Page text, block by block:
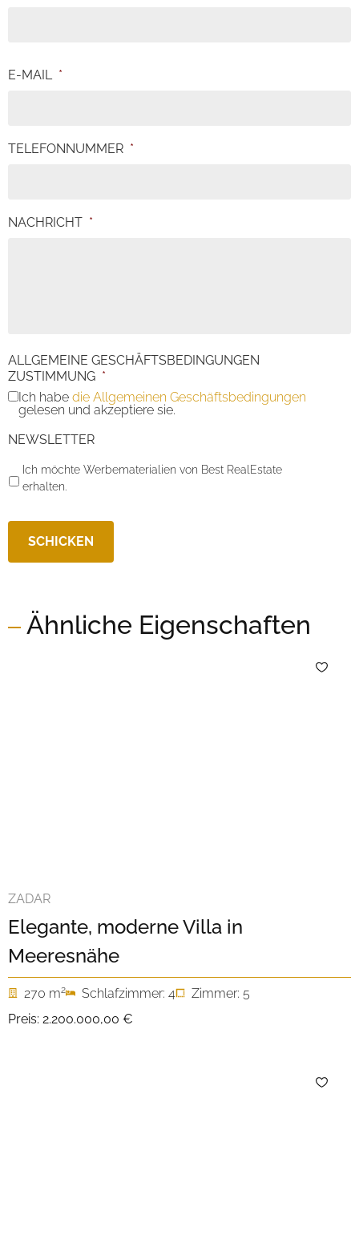
E-MAIL *
TELEFONNUMMER *
NACHRICHT *
ALLGEMEINE GESCHÄFTSBEDINGUNGEN
ZUSTIMMUNG *
Ich habe die Allgemeinen Geschäftsbedingungen
gelesen und akzeptiere sie.
NEWSLETTER
Ich möchte Werbematerialien von Best RealEstate
erhalten.
Ähnliche Eigenschaften
ZADAR
Elegante, moderne Villa in
Meeresnähe
270 m2 Schlafzimmer: 4
Zimmer: 5
Preis: 2.200.000,00 €